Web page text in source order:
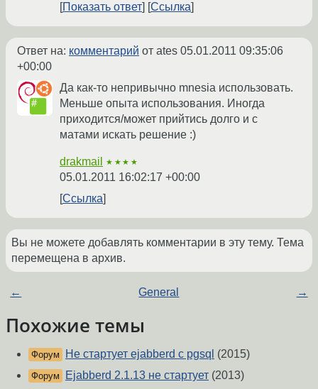
Показать ответ
Ссылка
Ответ на: комментарий от ates 05.01.2011 09:35:06
+00:00
Да как-то непривычно mnesia использовать.
Меньше опыта использования. Иногда
приходится/может прийтись долго и с
матами искать решение :)
drakmail ★★★★
05.01.2011 16:02:17 +00:00
Ссылка
Вы не можете добавлять комментарии в эту тему. Тема
перемещена в архив.
← General →
Похожие темы
Форум Не стартует ejabberd c pgsql (2015)
Форум Ejabberd 2.1.13 не стартует (2013)